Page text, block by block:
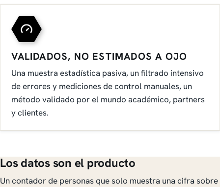
VALIDADOS, NO ESTIMADOS A OJO
Una muestra estadística pasiva, un filtrado intensivo
de errores y mediciones de control manuales, un
método validado por el mundo académico, partners
y clientes.
Los datos son el producto
Un contador de personas que solo muestra una cifra sobre